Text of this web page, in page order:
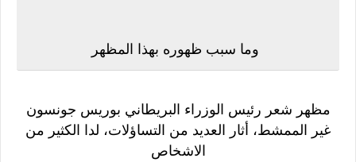
وما سبب ظهوره بهذا المظهر
مظهر شعر رئيس الوزراء البريطاني بوريس جونسون
غير الممشط، أثار العديد من التساؤلات، لدا الكثير من
الاشخاص